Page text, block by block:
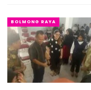
BOLMONG RAYA